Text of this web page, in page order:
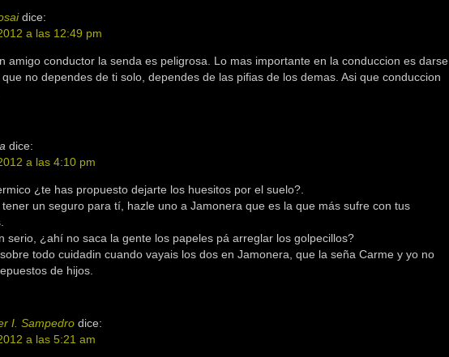
dice:
a las 12:49 pm
amigo conductor la senda es peligrosa. Lo mas importante en la conduccion es darse
no dependes de ti solo, dependes de las pifias de los demas. Asi que conduccion
dice:
a las 4:10 pm
¿te has propuesto dejarte los huesitos por el suelo?.
tener un seguro para tí, hazle uno a Jamonera que es la que más sufre con tus
serio, ¿ahí no saca la gente los papeles pá arreglar los golpecillos?
todo cuidadin cuando vayais los dos en Jamonera, que la seña Carme y yo no
de hijos.
I. Sampedro dice:
a las 5:21 am